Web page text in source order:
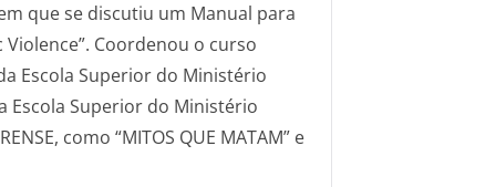
que se discutiu um Manual para
Coordenou o curso
Escola Superior do Ministério
Escola Superior do Ministério
como “MITOS QUE MATAM” e